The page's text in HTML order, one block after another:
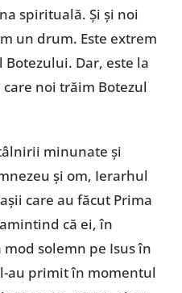
spirituală. Și și noi
un drum. Este extrem
Dar, este la
noi trăim Botezul
minunate și
și om, Ierarhul
care au făcut Prima
că ei, în
solemn pe Isus în
au primit în momentul